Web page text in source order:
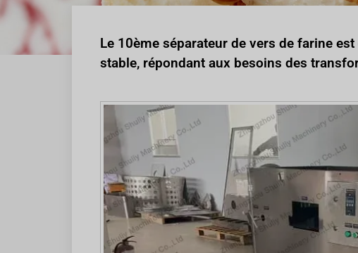
Le 10ème séparateur de vers de farine
stable, répondant aux besoins des